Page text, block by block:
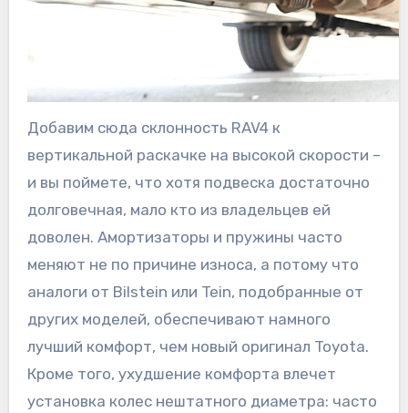
Добавим сюда склонность RAV4 к
вертикальной раскачке на высокой скорости –
и вы поймете, что хотя подвеска достаточно
долговечная, мало кто из владельцев ей
доволен. Амортизаторы и пружины часто
меняют не по причине износа, а потому что
аналоги от Bilstein или Tein, подобранные от
других моделей, обеспечивают намного
лучший комфорт, чем новый оригинал Toyota.
Кроме того, ухудшение комфорта влечет
установка колес нештатного диаметра: часто